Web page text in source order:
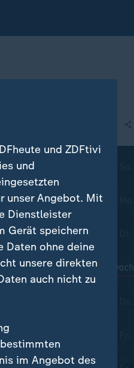
und ZDFtivi
und
unser Angebot. Mit
Dienstleister
Gerät speichern
Daten ohne deine
unsere direkten
auch nicht zu
im Angebot des